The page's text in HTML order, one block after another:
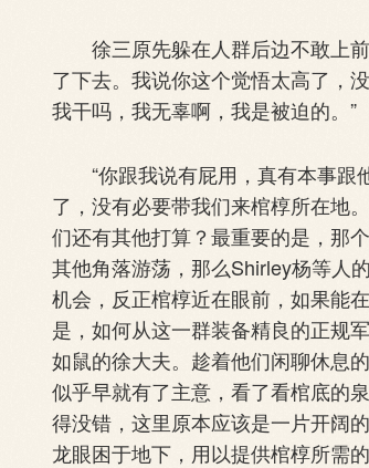
徐三原先躲在人群后边不敢上前
了下去。我说你这个觉悟太高了，
我干吗，我无辜啊，我是被迫的。”
“你跟我说有屁用，真有本事跟
了，没有必要带我们来棺椁所在地
们还有其他打算？最重要的是，那
其他角落游荡，那么Shirley杨等人
机会，反正棺椁近在眼前，如果能
是，如何从这一群装备精良的正规
如鼠的徐大夫。趁着他们闲聊休息
似乎早就有了主意，看了看棺底的
得没错，这里原本应该是一片开阔
龙眼困于地下，用以提供棺椁所需